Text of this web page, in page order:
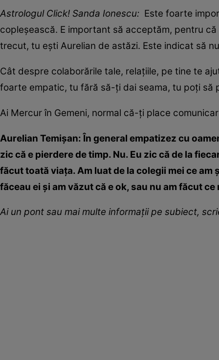
Astrologul Click! Sanda Ionescu: Este foarte
copleșească. E important să acceptăm, pentru
trecut, tu ești Aurelian de astăzi. Este indicat să
Cât despre colaborările tale, relațiile, pe tine te
foarte empatic, tu fără să-ți dai seama, tu poți să
Ai Mercur în Gemeni, normal că-ți place
Aurelian Temișan:În general empatizez cu
zic că e pierdere de timp. Nu. Eu zic că de la
făcut toată viața. Am luat de la colegii mei ce
făceau ei și am văzut că e ok, sau nu am făcut
Ai un pont sau mai multe informații pe subiect,